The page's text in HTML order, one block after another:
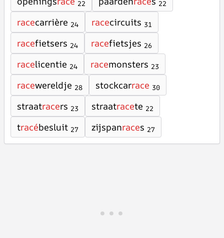
22 22
racecarrière 24 racecircuits 31
racefietsers 24 racefietsjes 26
racelicentie 24 racemonsters 23
racewereldje 28 stockcarrace 30
straatracers 23 straatracete 22
tracébesluit 27 zijspanraces 27